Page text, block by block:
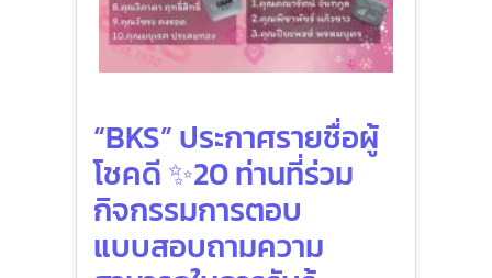
“BKS” ประกาศรายชื่อผู้
โชคดี ✨20 ท่านที่ร่วม
กิจกรรมการตอบ
แบบสอบถามความ